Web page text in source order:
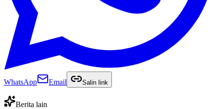
WhatsApp Email Salin link
Berita lain